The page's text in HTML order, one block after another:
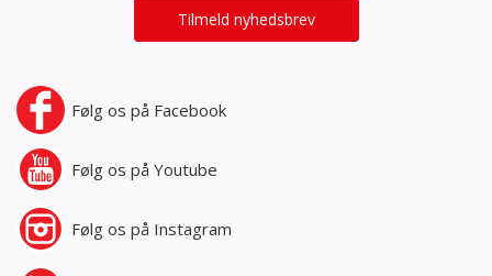
Tilmeld nyhedsbrev
Følg os på Facebook
Følg os på Youtube
Følg os på Instagram